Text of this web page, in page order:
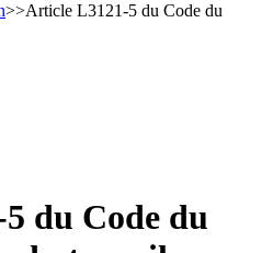
>>Article L3121-5 du Code du
du Code du